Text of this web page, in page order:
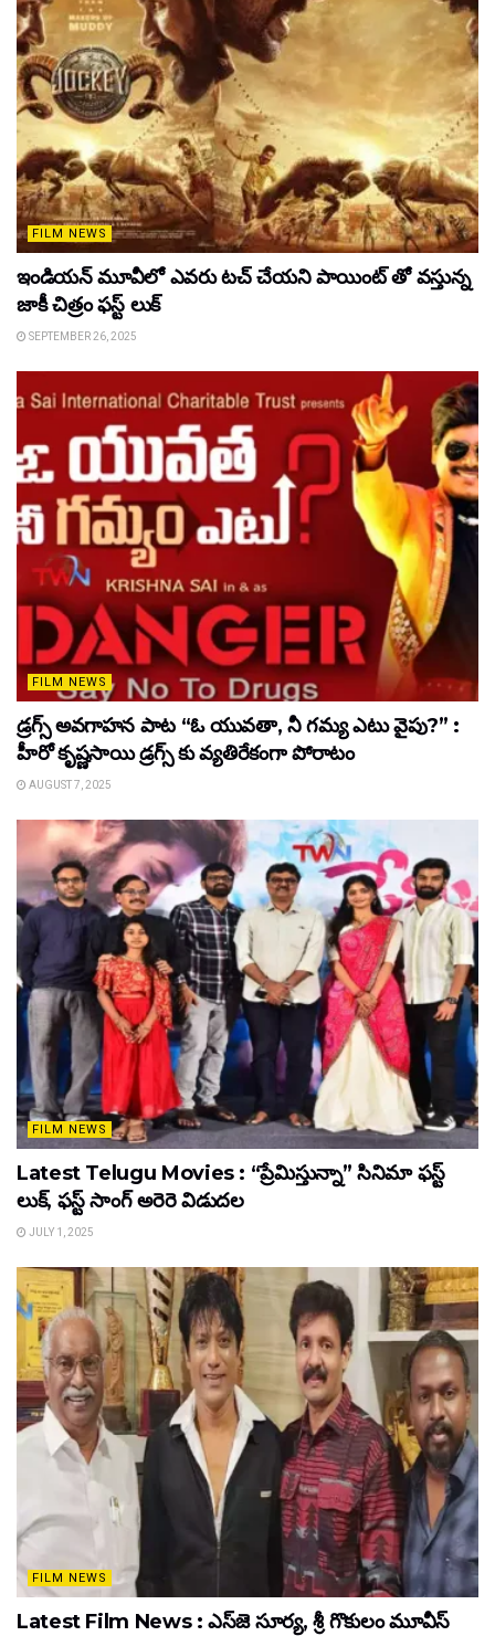
FILM NEWS
ఇండియన్ మూవీలో ఎవరు టచ్ చేయని పాయింట్ తో వస్తున్న
జాకీ చిత్రం ఫస్ట్ లుక్
SEPTEMBER 26, 2025
FILM NEWS
డ్రగ్స్ అవగాహన పాట “ఓ యువతా, నీ గమ్య ఎటు వైపు?” :
హీరో కృష్ణసాయి డ్రగ్స్ కు వ్యతిరేకంగా పోరాటం
AUGUST 7, 2025
FILM NEWS
Latest Telugu Movies : “ప్రేమిస్తున్నా” సినిమా ఫస్ట్
లుక్, ఫస్ట్ సాంగ్ అరెరె విడుదల
JULY 1, 2025
FILM NEWS
Latest Film News : ఎస్‌జె సూర్య, శ్రీ గొకులం మూవీస్‌